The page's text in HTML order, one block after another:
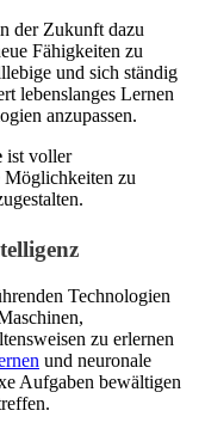
der Zukunft dazu
Fähigkeiten zu
und sich ständig
lebenslanges Lernen
anzupassen.
ist voller
Möglichkeiten zu
Technologien
zu erlernen
und neuronale
Aufgaben bewältigen